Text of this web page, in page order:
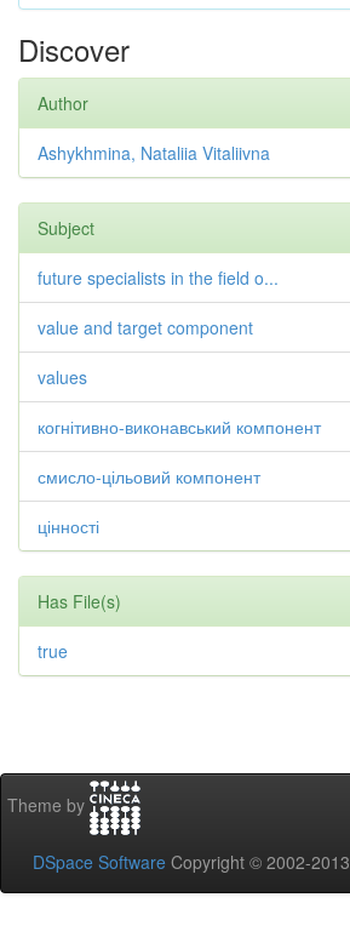
Discover
Author
Ashykhmina, Nataliia Vitaliivna
Subject
future specialists in the field o...
value and target component
values
когнітивно-виконавський компонент
смисло-цільовий компонент
цінності
Has File(s)
true
Theme by
DSpace Software Copyright © 2002-2013